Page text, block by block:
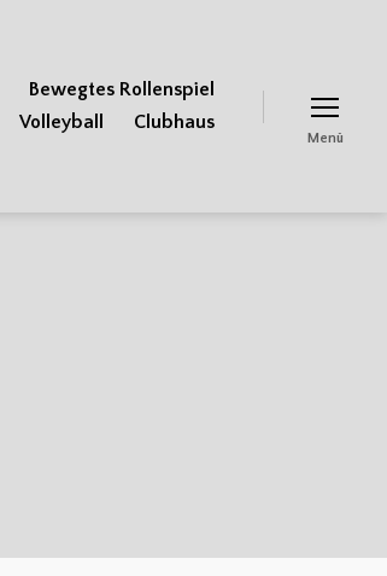
Bewegtes Rollenspiel
Volleyball Clubhaus
Menü